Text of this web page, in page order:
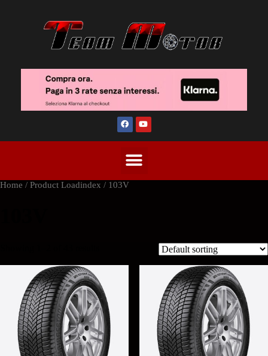
Home / Product Loadindex / 103V